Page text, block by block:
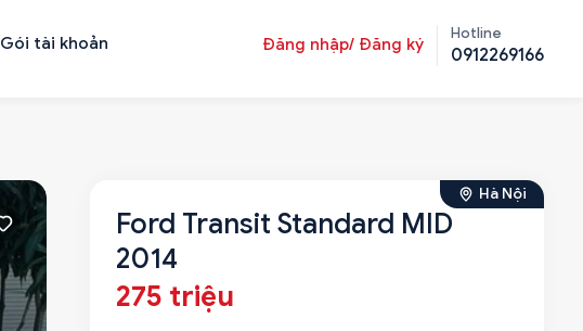
Gói tài khoản Đăng nhập/ Đăng ký
Hotline
0912269166
Hà Nội
Ford Transit Standard MID
2014
275 triệu